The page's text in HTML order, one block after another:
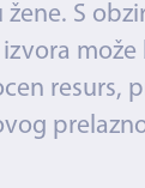
S
može
resurs,